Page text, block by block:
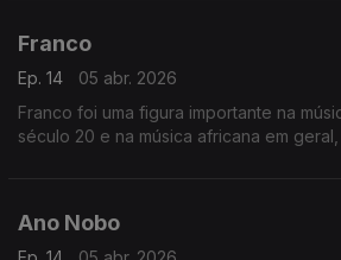
Franco
Ep. 14
05 abr. 2026
Franco foi uma figura importante na
século 20 e na música africana em
Ano Nobo